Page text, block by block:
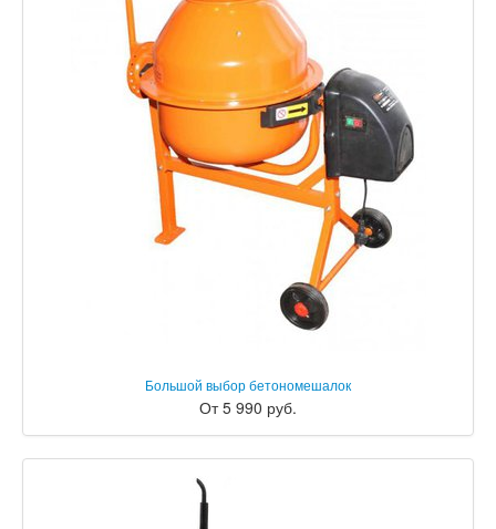
Большой выбор бетономешалок
От 5 990 руб.